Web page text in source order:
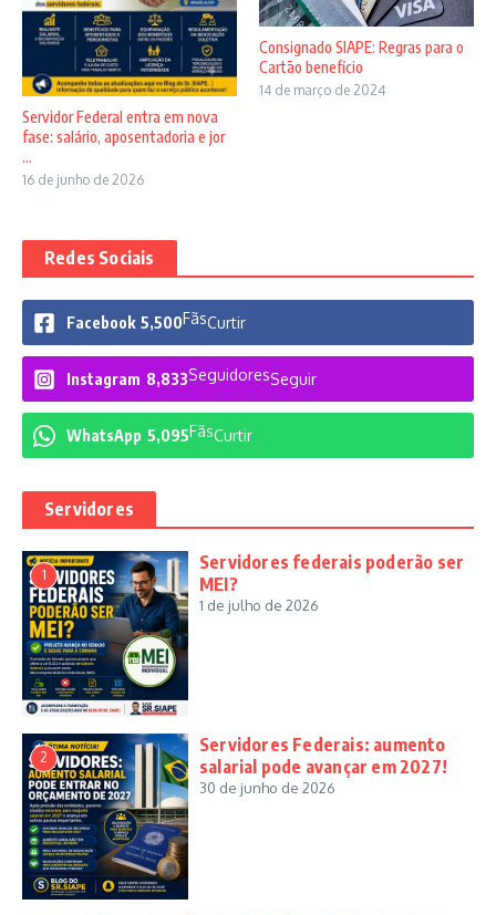
Servidor Federal entra em nova
fase: salário, aposentadoria e jor
...
16 de junho de 2026
Consignado SIAPE: Regras para o
Cartão benefício
14 de março de 2024
Redes Sociais
Facebook 5,500FãsCurtir
Instagram 8,833SeguidoresSeguir
WhatsApp 5,095FãsCurtir
Servidores
1
Servidores federais poderão ser
MEI?
1 de julho de 2026
2
Servidores Federais: aumento
salarial pode avançar em 2027!
30 de junho de 2026